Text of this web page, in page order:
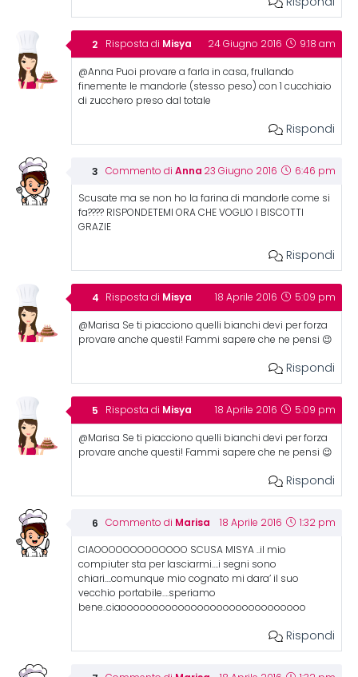
Risposta di Misya 24 Giugno 2016 9:18 am
@Anna Puoi provare a farla in casa, frullando
finemente le mandorle (stesso peso) con 1 cucchiaio
di zucchero preso dal totale
Rispondi
Commento di Anna 23 Giugno 2016 6:46 pm
Scusate ma se non ho la farina di mandorle come si
fa???? RISPONDETEMI ORA CHE VOGLIO I BISCOTTI
GRAZIE
Rispondi
Risposta di Misya 18 Aprile 2016 5:09 pm
@Marisa Se ti piacciono quelli bianchi devi per forza
provare anche questi! Fammi sapere che ne pensi 😉
Rispondi
Risposta di Misya 18 Aprile 2016 5:09 pm
@Marisa Se ti piacciono quelli bianchi devi per forza
provare anche questi! Fammi sapere che ne pensi 😉
Rispondi
Commento di Marisa 18 Aprile 2016 1:32 pm
CIAOOOOOOOOOOOOO SCUSA MISYA ..il mio
compiuter sta per lasciarmi….i segni sono
chiari….comunque mio cognato mi dara’ il suo
vecchio portabile….speriamo
bene..ciaooooooooooooooooooooooooooooo
Rispondi